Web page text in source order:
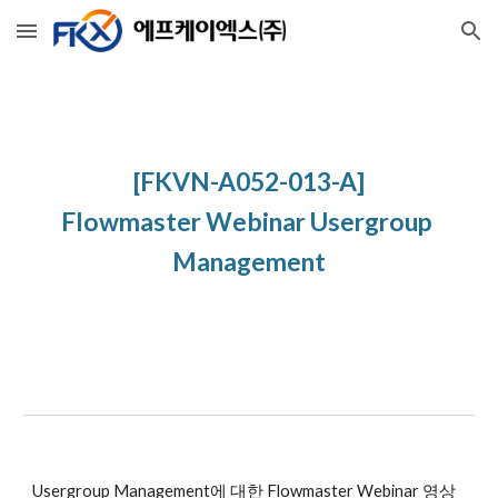
Skip to main content Skip to navigation
[FKVN-A052-013-A]
Flowmaster Webinar Usergroup
Management
Usergroup Management에 대한 Flowmaster Webinar 영상